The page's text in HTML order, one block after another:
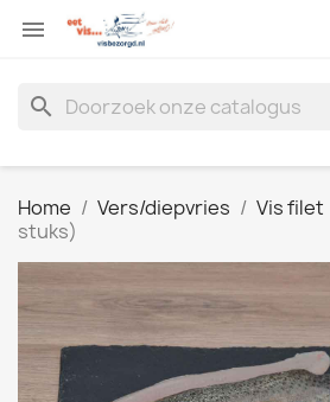

search
Home Vers/diepvries Vis filet
stuks)